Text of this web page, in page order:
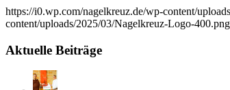
https://i0.wp.com/nagelkreuz.de/wp-content/
content/uploads/2025/03/Nagelkreuz-Logo-400.png
Aktuelle Beiträge